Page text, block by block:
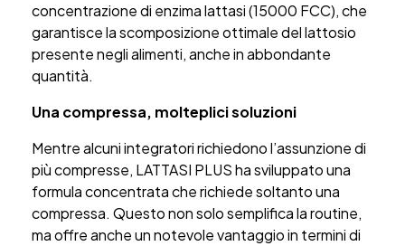
concentrazione di enzima lattasi (15000 FCC), che
garantisce la scomposizione ottimale del lattosio
presente negli alimenti, anche in abbondante
quantità.
Una compressa, molteplici soluzioni
Mentre alcuni integratori richiedono l’assunzione di
più compresse, LATTASI PLUS ha sviluppato una
formula concentrata che richiede soltanto una
compressa. Questo non solo semplifica la routine,
ma offre anche un notevole vantaggio in termini di